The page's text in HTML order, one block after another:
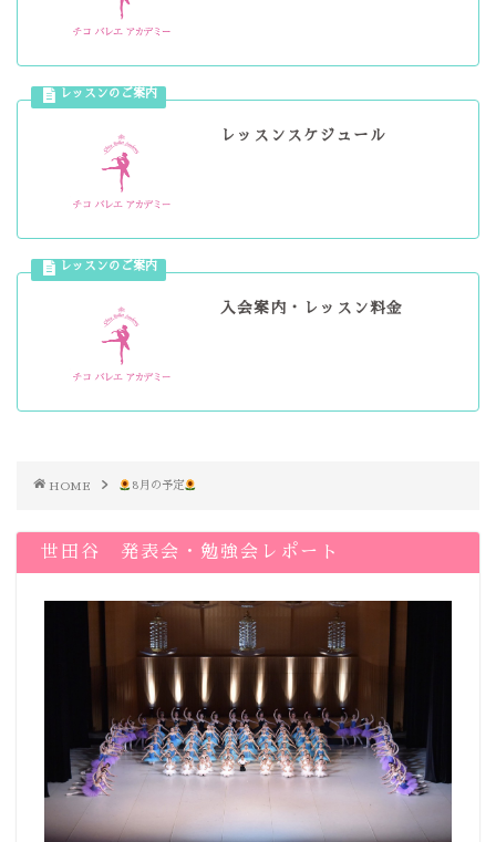
レッスンスケジュール
入会案内・レッスン料金
HOME 8月の予定
世田谷 発表会・勉強会レポート